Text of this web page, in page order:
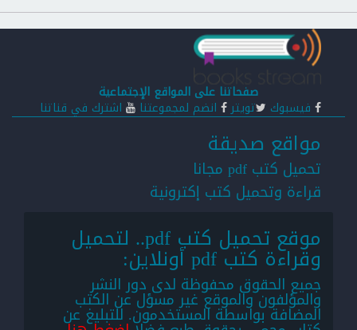
صفحاتنا على المواقع الإجتماعية
فيسبوك تويتر انضم لمجموعتنا اشترك في قناتنا
مواقع صديقة
تحميل كتب pdf مجانا
قراءة وتحميل كتب إكترونية
موقع تحميل كتب pdf.. لتحميل
وقراءة كتب pdf أونلاين:
جميع الحقوق محفوظة لدى دور النشر
والمؤلفون والموقع غير مسؤل عن الكتب
المضافة بواسطة المستخدمون. للتبليغ عن